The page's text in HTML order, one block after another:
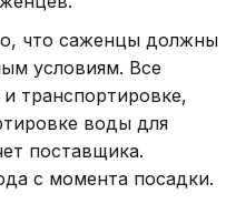
что саженцы должны
условиям. Все
транспортировке,
воды для
поставщика.
с момента посадки.